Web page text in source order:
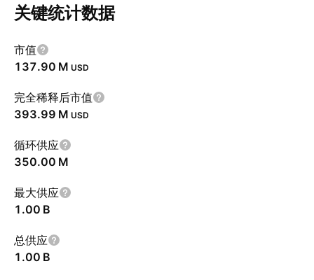
关键统计数据
市值
‪137.90 M‬ USD
完全稀释后市值
‪393.99 M‬ USD
循环供应
‪350.00 M‬
最大供应
‪1.00 B‬
总供应
‪1.00 B‬